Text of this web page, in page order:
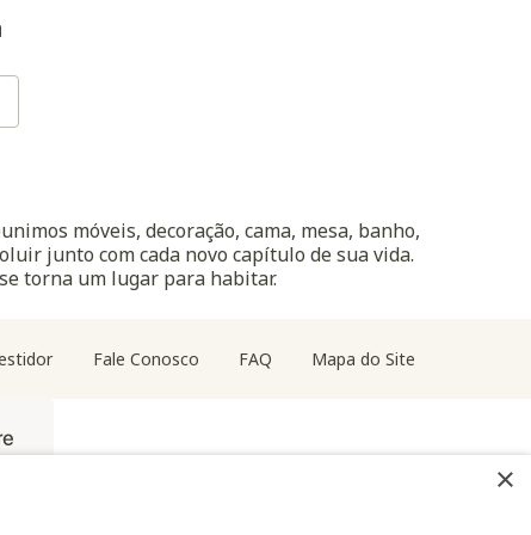
móveis, decoração, cama, mesa, banho,
junto com cada novo capítulo de sua vida.
torna um lugar para habitar.
Fale Conosco FAQ Mapa do Site
×